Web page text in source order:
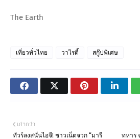
The Earth
เที่ยวทั่วไทย วาไรตี้ สกู๊ปพิเศษ
ทหาร
เก่ากว่า
ทัวร์ลงสนั่นไอจี! ชาวเน็ตจวก “มารี